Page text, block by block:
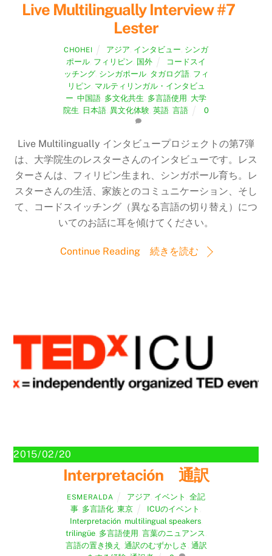
Live Multilingually Interview #7
Lester
CHOHEI アジア インタビュー シンガ
ポール フィリピン 国外
コードスイ
ッチング, シンガポール, タガログ語, フィ
リピン マルティリンガル・インタビュ
ー 中国語 多文化共生 多言語使用 大学
院生 日本語 ,異文化体験 ,英語 ,言語 0
Live Multilingually インタビュープロジェクトの第7弾
は、大学院生のレスターさんのインタビューです。レス
ターさんは、フィリピン生まれ、シンガポール育ち。レ
スターさんの生活、家族とのコミュニケーション、そし
て、コードスイッチング（異なる言語の切り替え）につ
いてのお話に耳を傾けてください。
Continue Reading 続きを読む
2015/02/20
Interpretación 通訳
ESMERALDA アジア イベント 全記
事 多言語化 ,東京 ICUのイベント
Interpretación, multilingual speakers,
trilingüe, 多言語使用 言葉のニュアンス
言語の置き換え
通訳のむずかしさ 通訳